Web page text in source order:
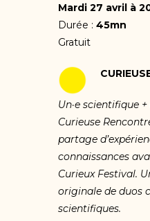
Mardi 27 avril à
Durée : 45mn
Gratuit
Un·e scientifique
Curieuse
partage
connaissances
Curieux Festival.
originale de duos
scientifiques.